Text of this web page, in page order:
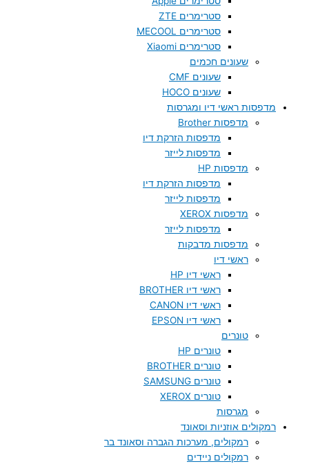
סטרימרים ZTE
סטרימרים MECOOL
סטרימרים Xiaomi
שעונים חכמים
שעונים CMF
שעונים HOCO
מדפסות ראשי דיו ומגרסות
מדפסות Brother
מדפסות הזרקת דיו
מדפסות לייזר
מדפסות HP
מדפסות הזרקת דיו
מדפסות לייזר
מדפסות XEROX
מדפסות לייזר
מדפסות מדבקות
ראשי דיו
ראשי דיו HP
ראשי דיו BROTHER
ראשי דיו CANON
ראשי דיו EPSON
טונרים
טונרים HP
טונרים BROTHER
טונרים SAMSUNG
טונרים XEROX
מגרסות
רמקולים אוזניות וסאונד
רמקולים, מערכות הגברה וסאונד בר
רמקולים ניידים